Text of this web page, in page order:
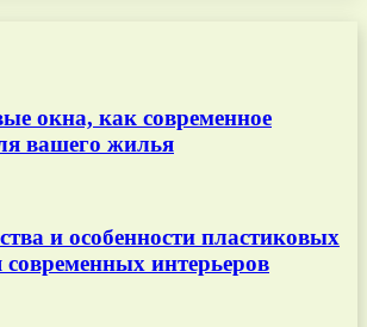
окна, как современное
вашего жилья
и особенности пластиковых
современных интерьеров